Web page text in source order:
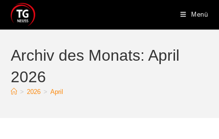
Inhalt
springen
Menü
Archiv des Monats: April
2026
> 2026 > April